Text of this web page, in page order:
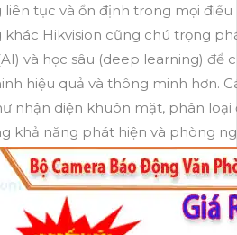
tục và ổn định trong mọi điều
Hikvision cũng chú trọng
và học sâu (deep learning) để
hiệu quả và thông minh hơn.
nhận diện khuôn mặt, phân
khả năng phát hiện và phòng